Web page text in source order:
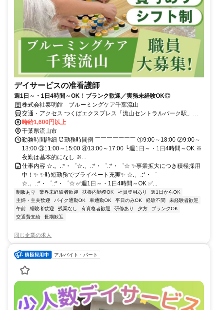
デイサービスの准看護師
週1日～・1日4時間～OK！ブランク歓迎／実務未経験OK◎
株式会社泰明館 ブルーミングケア千葉流山
交通・アクセス つくばエクスプレス「流山セントラルパーク駅」か
ら徒歩10分 ★車・バイク通勤OK
時給1,600円以上
千葉県流山市
勤務時間詳細 ⏰勤務時間例 ￣￣￣￣￣￣￣ ①9:00～18:00 ②9:00～
13:00 ③11:00～15:00 ④13:00～17:00 └週1日～・1日4時間～OK ※
夜勤は基本的になし ※...
仕事内容 ☆.。.:*・゜☆.。.:*・゜.:*・゜☆ ✨事業拡大につき積極採用
中！✨ ✨時短勤務でプライベート充実✨ ☆.。.:*・゜
☆.。.:*・゜.:*・゜☆ ✅週1日～・1日4時間～OK ✅...
制服あり 業界未経験者歓迎 扶養内勤務OK 社員登用あり
週1日からOK
主婦・主夫歓迎
バイク通勤OK 車通勤OK 平日のみOK 経験不問
未経験者歓迎
午前
経験者歓迎 残業なし 有資格者歓迎 研修あり 夕方
ブランクOK
交通費支給
長期歓迎
同じ企業の求人
アルバイト・パート